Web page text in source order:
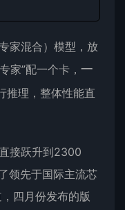
家混合）模型，放
家”配一个卡， 一
推理，整体性能直
接跃升到2300
领先于国际主流芯
四月份发布的版